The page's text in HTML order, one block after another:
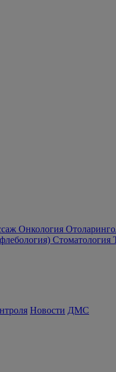
Онкология
Стоматология
Новости ДМС